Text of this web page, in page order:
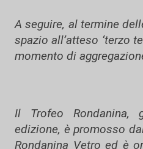
A seguire, al termine
spazio all’atteso ‘terzo
momento di
Il Trofeo Rondanina,
edizione, è promosso
Rondanina Vetro ed è